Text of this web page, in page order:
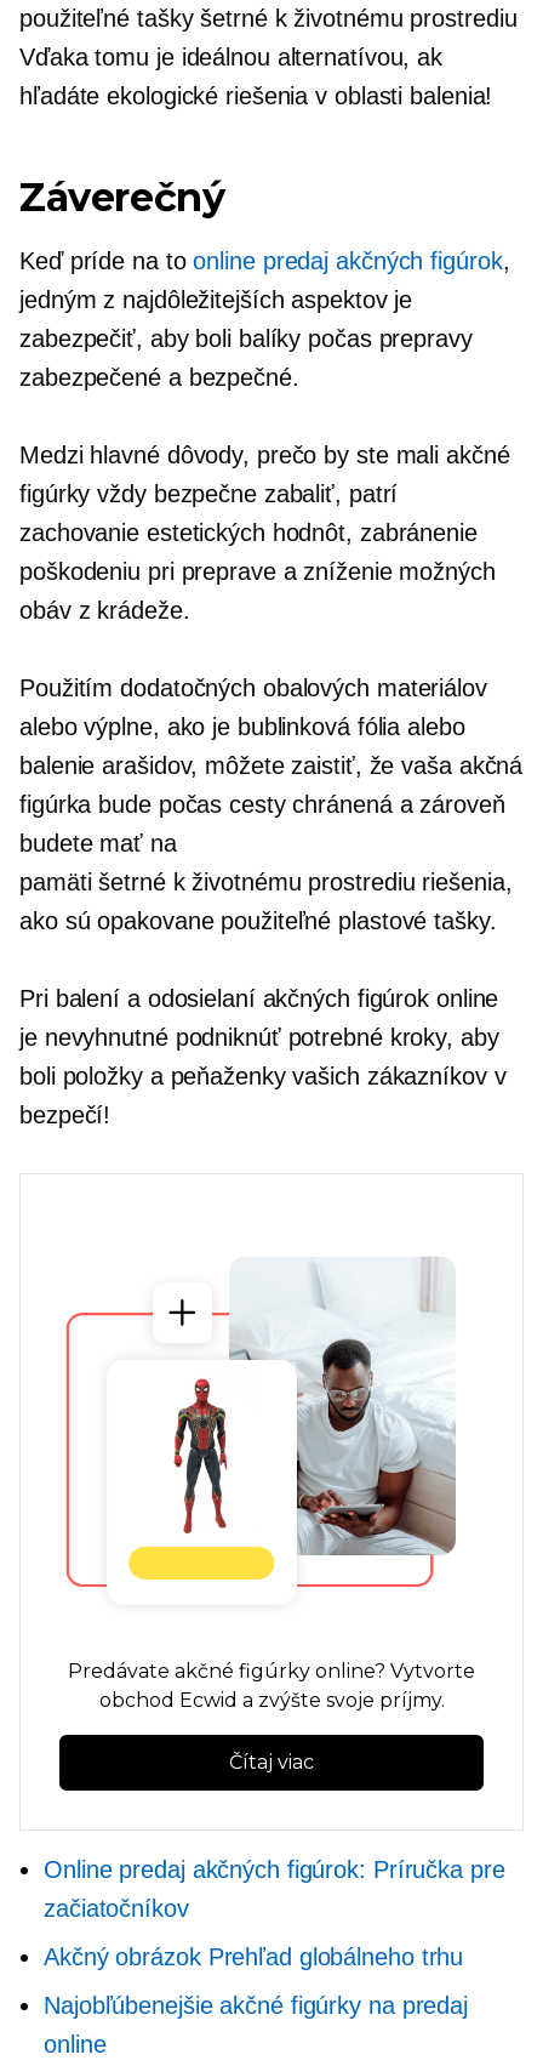
použiteľné taškyšetrné k životnému prostrediu
Vďaka tomu je ideálnou alternatívou, ak
hľadáte ekologické riešenia v oblasti balenia!
Záverečný
Keď príde na toonline predaj akčných figúrok,
jedným z najdôležitejších aspektov je
zabezpečiť, aby boli balíky počas prepravy
zabezpečené a bezpečné.
Medzi hlavné dôvody, prečo by ste mali akčné
figúrky vždy bezpečne zabaliť, patrí
zachovanie estetických hodnôt, zabránenie
poškodeniu pri preprave a zníženie možných
obáv z krádeže.
Použitím dodatočných obalových materiálov
alebo výplne, ako je bublinková fólia alebo
balenie arašidov, môžete zaistiť, že vaša akčná
figúrka bude počas cesty chránená a zároveň
budete mať na
pamätišetrné k životnému prostrediu riešenia,
ako sú opakovane použiteľné plastové tašky.
Pri balení a odosielaní akčných figúrok online
je nevyhnutné podniknúť potrebné kroky, aby
boli položky a peňaženky vašich zákazníkov v
bezpečí!
Predávate akčné figúrky online? Vytvorte
obchod Ecwid a zvýšte svoje príjmy.
Čítaj viac
Online predaj akčných figúrok: Príručka pre
začiatočníkov
Akčný obrázok Prehľad globálneho trhu
Najobľúbenejšie akčné figúrky na predaj
online